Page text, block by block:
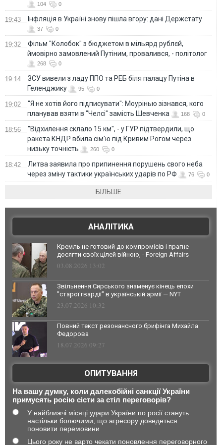
104 0
19:43 Інфляція в Україні знову пішла вгору: дані Держстату
37 0
19:32
Фільм "Колобок" з бюджетом в мільярд рублєй,
ймовірно замовлений Путіним, провалився, - політолог
268 0
19:14
ЗСУ вивели з ладу ППО та РЕБ біля палацу Путіна в
Геленджику
95 0
19:02
"Я не хотів його підписувати": Моурінью зізнався, кого
планував взяти в "Челсі" замість Шевченка
168 0
18:56
"Відхилення склало 15 км", - у ГУР підтвердили, що
ракета КНДР вбила сім'ю під Кривим Рогом через
низьку точність
260 0
18:42
Литва заявила про припинення порушень свого неба
через зміну тактики українських ударів по РФ
76 0
БІЛЬШЕ
АНАЛІТИКА
Кремль не готовий до компромісів і прагне
досягти своїх цілей війною, - Foreign Affairs
03.08.2026 13:02
Звільнення Сирського знаменує кінець епохи
"старої гвардії" в українській армії — NYT
23.07.2026 10:32
Повний текст резонансного брифінга Михайла
Федорова
18.07.2026 09:27
ОПИТУВАННЯ
На вашу думку, коли далекобійні санкції України
примусять росію сісти за стіл переговорів?
У найближчі місяці удари України по росії стануть
настільки болючими, що агресору доведеться
поновити перемовини
Цього року не варто чекати поновлення переговорного